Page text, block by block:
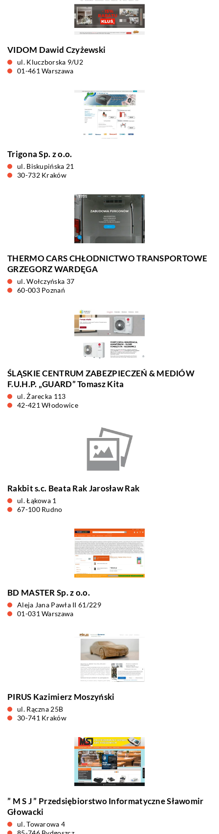
VIDOM Dawid Czyżewski
ul. Kluczborska 9/U2
01-461 Warszawa
Trigona Sp. z o.o.
ul. Biskupińska 21
30-732 Kraków
THERMO CARS CHŁODNICTWO TRANSPORTOWE
GRZEGORZ WARDĘGA
ul. Wołczyńska 37
60-003 Poznań
ŚLĄSKIE CENTRUM ZABEZPIECZEŃ & MEDIÓW
F.U.H.P. „GUARD” Tomasz Kita
ul. Żarecka 113
42-421 Włodowice
Rakbit s.c. Beata Rak Jarosław Rak
ul. Łąkowa 1
67-100 Rudno
BD MASTER Sp. z o.o.
Aleja Jana Pawła II 61/229
01-031 Warszawa
PIRUS Kazimierz Moszyński
ul. Rączna 25B
30-741 Kraków
” M S J ” Przedsiębiorstwo Informatyczne Sławomir
Głowacki
ul. Towarowa 4